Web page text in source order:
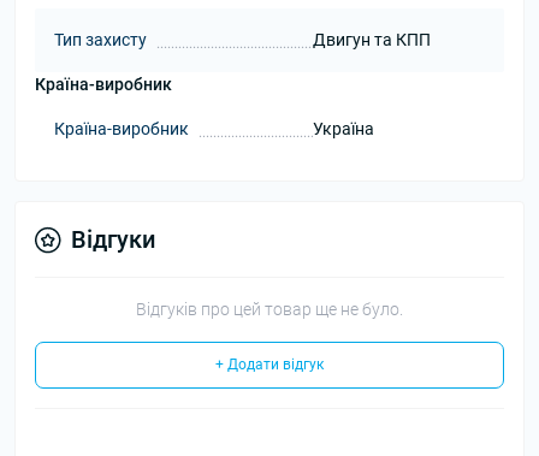
Тип захисту Двигун та КПП
Країна-виробник
Країна-виробник Україна
Відгуки
Відгуків про цей товар ще не було.
+ Додати відгук